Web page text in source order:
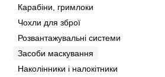
Карабіни, гримлоки
Чохли для зброї
Розвантажувальні системи
Засоби маскування
Наколінники і налокітники